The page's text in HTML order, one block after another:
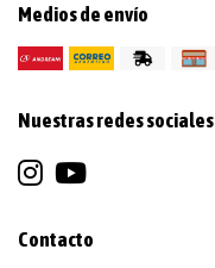
Medios de envío
Nuestras redes sociales
Contacto